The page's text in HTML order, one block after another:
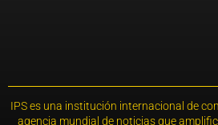
IPS es una institución internacional de
agencia mundial de noticias que